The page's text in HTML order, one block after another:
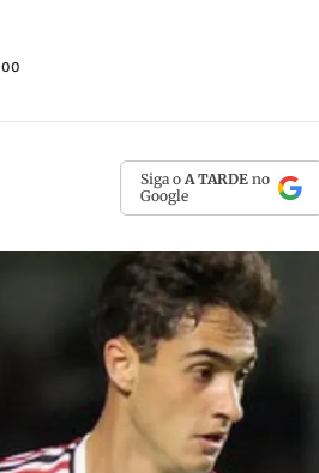
Siga o A TARDE no
Google